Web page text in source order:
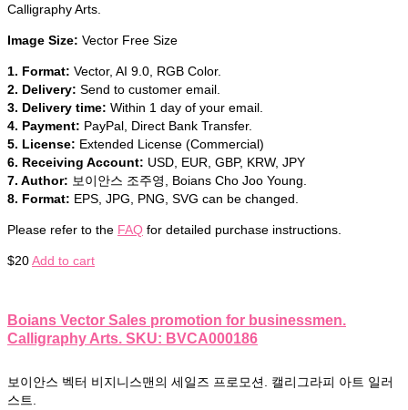
Calligraphy Arts.
Image Size: Vector Free Size
1. Format: Vector, AI 9.0, RGB Color.
2. Delivery: Send to customer email.
3. Delivery time: Within 1 day of your email.
4. Payment: PayPal, Direct Bank Transfer.
5. License: Extended License (Commercial)
6. Receiving Account: USD, EUR, GBP, KRW, JPY
7. Author: 보이안스 조주영, Boians Cho Joo Young.
8. Format: EPS, JPG, PNG, SVG can be changed.
Please refer to the FAQ for detailed purchase instructions.
$20Add to cart
Boians Vector Sales promotion for businessmen.
Calligraphy Arts. SKU: BVCA000186
보이안스 벡터 비지니스맨의 세일즈 프로모션. 캘리그라피 아트 일러
스트.